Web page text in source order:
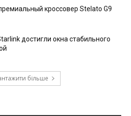
кроссовер Stelato G9
достигли окна стабильного
більше